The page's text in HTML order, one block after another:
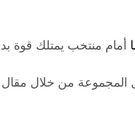
أمام منتخب يمتلك قوة
من خلال مقال